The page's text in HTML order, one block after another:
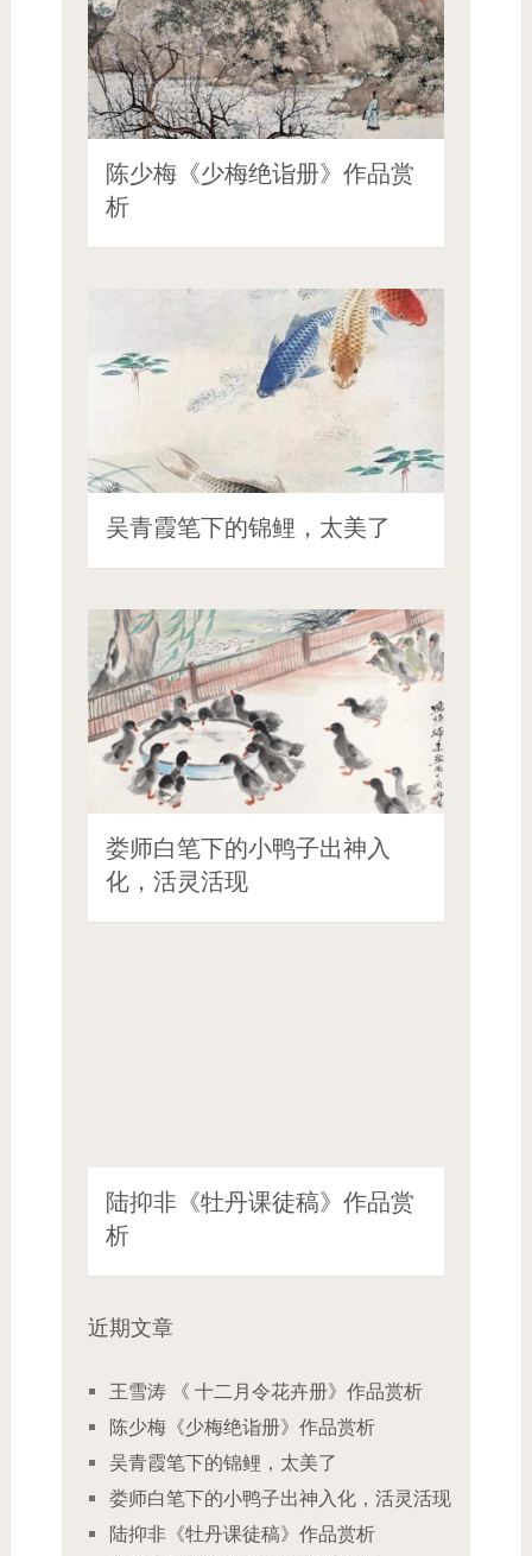
陈少梅《少梅绝诣册》作品赏
析
吴青霞笔下的锦鲤，太美了
娄师白笔下的小鸭子出神入
化，活灵活现
陆抑非《牡丹课徒稿》作品赏
析
近期文章
王雪涛 《 十二月令花卉册》作品赏析
陈少梅《少梅绝诣册》作品赏析
吴青霞笔下的锦鲤，太美了
娄师白笔下的小鸭子出神入化，活灵活现
陆抑非《牡丹课徒稿》作品赏析